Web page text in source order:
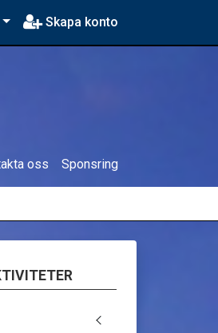
Skapa konto
oss Sponsring